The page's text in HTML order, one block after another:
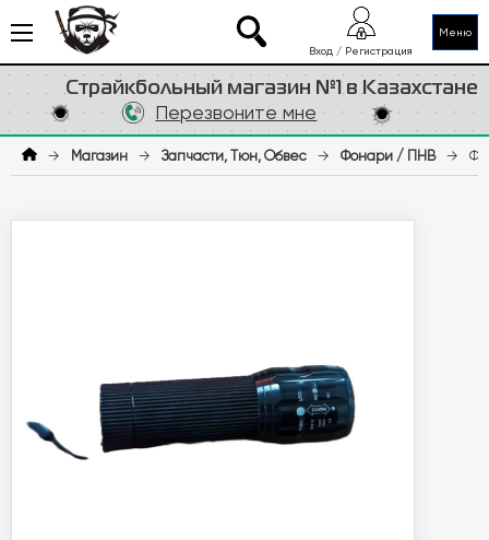
Меню
Страйкбольный магазин №1 в Казахстане
Вход / Регистрация
Перезвоните мне
→ Магазин → Запчасти, Тюн, Обвес → Фонари / ПНВ →